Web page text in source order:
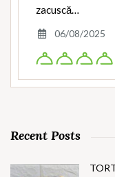
zacuscă…
06/08/2025
Recent Posts